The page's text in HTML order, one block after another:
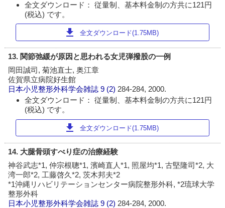
全文ダウンロード： 従量制、基本料金制の方共に121円
(税込) です。
download 全文ダウンロード(1.75MB)
13. 関節弛緩が原因と思われる女児弾撥股の一例
岡田誠司, 菊池直士, 奥江章
佐賀県立病院好生館
日本小児整形外科学会雑誌 9 (2) 284-284, 2000.
全文ダウンロード： 従量制、基本料金制の方共に121円
(税込) です。
download 全文ダウンロード(1.75MB)
14. 大腿骨頭すべり症の治療経験
神谷武志*1, 仲宗根聰*1, 濱崎直人*1, 照屋均*1, 古堅隆司*2, 大
湾一郎*2, 工藤啓久*2, 茨木邦夫*2
*1沖縄リハビリテーションセンター病院整形外科, *2琉球大学
整形外科
日本小児整形外科学会雑誌 9 (2) 284-284, 2000.